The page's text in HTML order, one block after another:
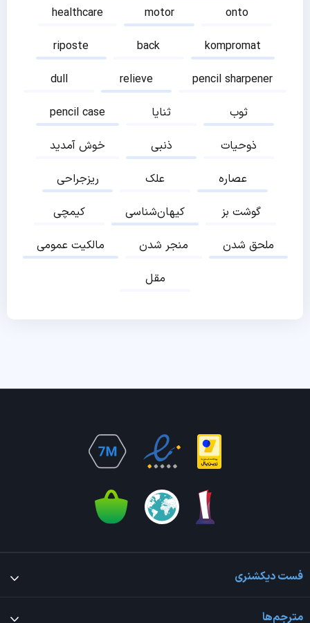
healthcare
motor
onto
riposte
back
kompromat
dull
relieve
pencil sharpener
pencil case
ثنایا
ثوب
خوش آمدید
ذنبی
ذوحیات
ریزجراحی
علک
عصاره
کیمچی
کیهان‌شناسی
گوشت بز
مالکیت عمومی
منجر شدن
ملحق شدن
مقل
فست دیکشنری
مترجم‌ها